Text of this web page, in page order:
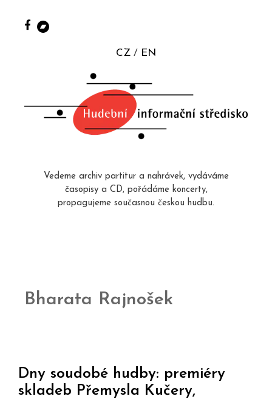
CZ EN
Vedeme archiv partitur a nahrávek, vydáváme
časopisy a CD, pořádáme koncerty,
propagujeme současnou českou hudbu.
Bharata Rajnošek
Dny soudobé hudby: premiéry
skladeb Přemysla Kučery,